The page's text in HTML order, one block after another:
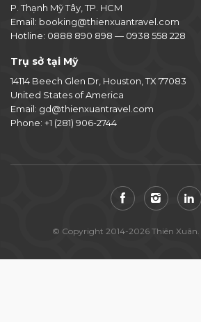
P. Thạnh Mỹ Tây, TP. HCM
Email: booking@thienxuantravel.com
Hotline: 0888 890 898 — 0938 558 228
Trụ sở tại Mỹ
14114 Beech Glen Dr, Houston, TX 77083
United States of America
Email: gd@thienxuantravel.com
Phone: +1 (281) 906-2744
© Copyright 2014-2026 Thiên